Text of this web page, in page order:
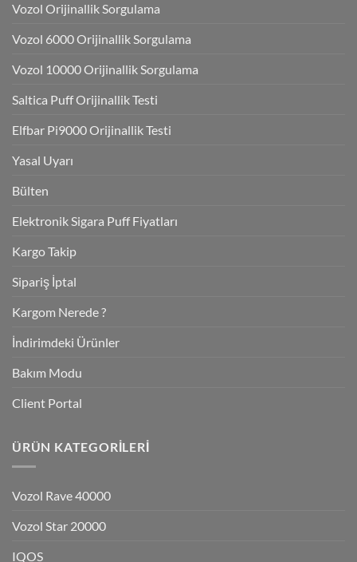
Vozol Orijinallik Sorgulama
Vozol 6000 Orijinallik Sorgulama
Vozol 10000 Orijinallik Sorgulama
Saltica Puff Orijinallik Testi
Elfbar Pi9000 Orijinallik Testi
Yasal Uyarı
Bülten
Elektronik Sigara Puff Fiyatları
Kargo Takip
Sipariş İptal
Kargom Nerede ?
İndirimdeki Ürünler
Bakım Modu
Client Portal
ÜRÜN KATEGORILERI
Vozol Rave 40000
Vozol Star 20000
IQOS